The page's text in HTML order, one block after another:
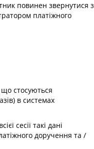
повинен звернутися з
платіжного
що стосуються
в системах
сесії такі дані
доручення та /